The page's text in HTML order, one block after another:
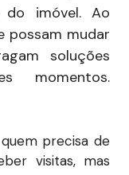
do imóvel. Ao
possam mudar
soluções
momentos.
precisa de
visitas, mas